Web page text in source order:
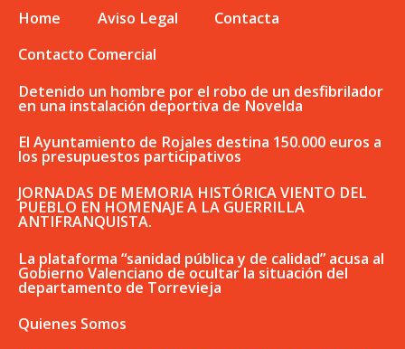
Home Aviso Legal
Contacta
Contacto Comercial
Detenido un hombre por el robo de un desfibrilador
en una instalación deportiva de Novelda
El Ayuntamiento de Rojales destina 150.000 euros a
los presupuestos participativos
JORNADAS DE MEMORIA HISTÓRICA VIENTO DEL
PUEBLO EN HOMENAJE A LA GUERRILLA
ANTIFRANQUISTA.
La plataforma “sanidad pública y de calidad” acusa al
Gobierno Valenciano de ocultar la situación del
departamento de Torrevieja
Quienes Somos